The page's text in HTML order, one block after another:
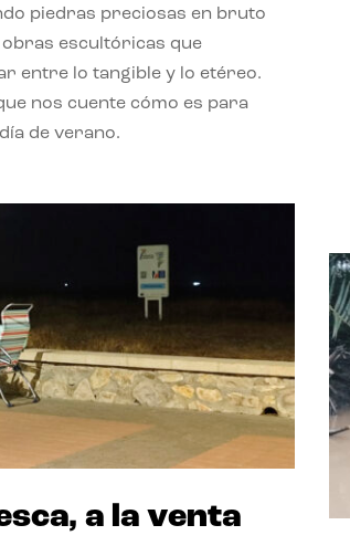
piedras preciosas en bruto
obras escultóricas que
entre lo tangible y lo etéreo.
nos cuente cómo es para
de verano.
a la venta